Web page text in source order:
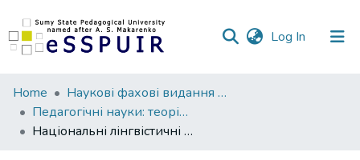
Log In (current)
Communities
&
Collections
Home
Наукові фахові видання СумДПУ
Педагогічні науки: теорія, історія, інноваційні технології
Національні лінгвістичні ресурси українського мовноінформаційного фонду НАН України – ефективний засіб формування академічної культури дослідника